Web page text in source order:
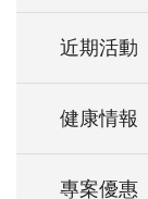
近期活動
健康情報
專案優惠